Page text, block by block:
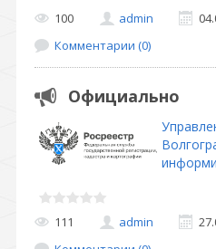
100 admin
Комментарии (0)
Официально
111 admin